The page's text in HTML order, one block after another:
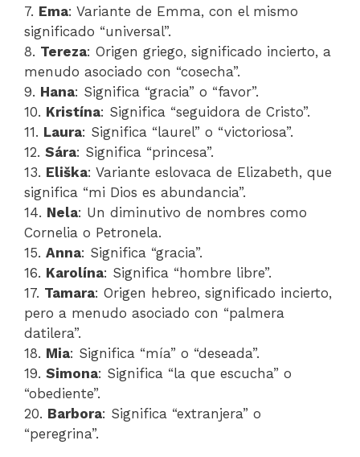
7. Ema: Variante de Emma, con el mismo
significado “universal”.
8. Tereza: Origen griego, significado incierto, a
menudo asociado con “cosecha”.
9. Hana: Significa “gracia” o “favor”.
10. Kristína: Significa “seguidora de Cristo”.
11. Laura: Significa “laurel” o “victoriosa”.
12. Sára: Significa “princesa”.
13. Eliška: Variante eslovaca de Elizabeth, que
significa “mi Dios es abundancia”.
14. Nela: Un diminutivo de nombres como
Cornelia o Petronela.
15. Anna: Significa “gracia”.
16. Karolína: Significa “hombre libre”.
17. Tamara: Origen hebreo, significado incierto,
pero a menudo asociado con “palmera
datilera”.
18. Mia: Significa “mía” o “deseada”.
19. Simona: Significa “la que escucha” o
“obediente”.
20. Barbora: Significa “extranjera” o
“peregrina”.